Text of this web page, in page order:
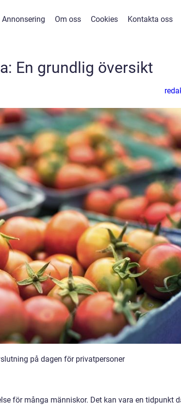
Annonsering Om oss Cookies Kontakta oss
En grundlig översikt
på dagen för privatpersoner
för många människor. Det kan vara en tidpunkt